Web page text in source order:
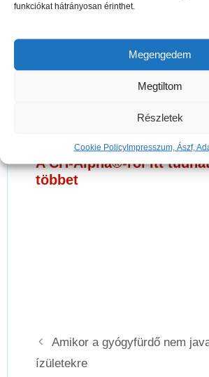
funkciókat hátrányosan érinthet.
Megengedem
Megtiltom
Részletek
Cookie PolicyImpresszum, Ászf,
sejteket.
károsodott porcszövet
ezáltal a kenőanyagként szolgáló
A CH-Alpha®-ról itt
többet
Amikor a gyógyfürdő nem
ízületekre